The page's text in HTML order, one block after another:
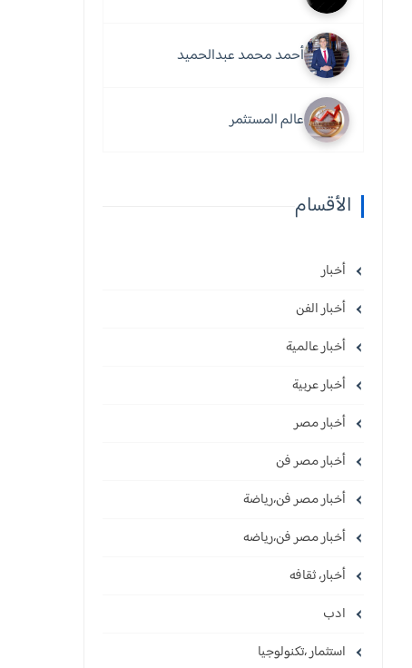
أحمد محمد عبدالحميد
عالم المستثمر
الأقسام
أخبار
أخبار الفن
أخبار عالمية
أخبار عربية
أخبار مصر
أخبار مصر فن
أخبار مصر فن،رياضة
أخبار مصر فن،رياضه
أخبار، ثقافه
ادب
استثمار ،تكنولوجيا